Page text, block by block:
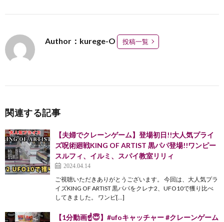
Author：kurege-O 投稿一覧
関連する記事
【夫婦でクレーンゲーム】登場初日!!大人気プライ
ズ呪術廻戦KING OF ARTIST 黒パパ登場!!ワンピー
スルフィ、イルミ、スパイ教室リリィ
2024.04.14
ご視聴いただきありがとうございます。 今回は、大人気プラ
イズKING OF ARTIST 黒パパをクレナ2、UFO10で獲り比べ
してきました。 ワンピ[…]
【1分動画☝️😇】#ufoキャッチャー #クレーンゲーム